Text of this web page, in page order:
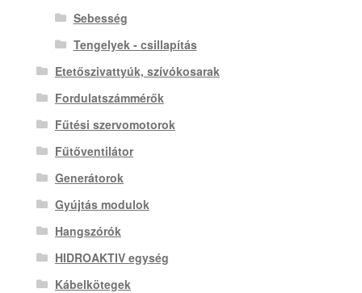
Sebesség
Tengelyek - csillapítás
Etetőszivattyúk, szívókosarak
Fordulatszámmérők
Fűtési szervomotorok
Fűtőventilátor
Generátorok
Gyújtás modulok
Hangszórók
HIDROAKTIV egység
Kábelkötegek